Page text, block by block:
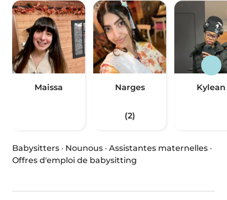
Maissa Narges
(2)
Kylean
Babysitters · Nounous · Assistantes maternelles ·
Offres d'emploi de babysitting